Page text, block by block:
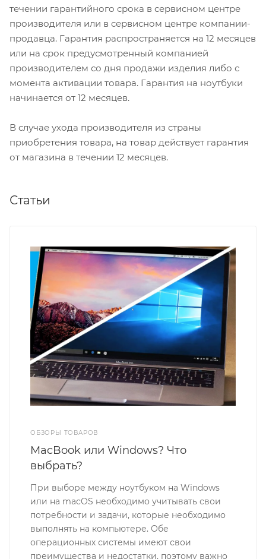
течении гарантийного срока в сервисном центре
производителя или в сервисном центре компании-
продавца. Гарантия распространяется на 12 месяцев
или на срок предусмотренный компанией
производителем со дня продажи изделия либо с
момента активации товара. Гарантия на ноутбуки
начинается от 12 месяцев.
В случае ухода производителя из страны
приобретения товара, на товар действует гарантия
от магазина в течении 12 месяцев.
Статьи
ОБЗОРЫ ТОВАРОВ
MacBook или Windows? Что
выбрать?
При выборе между ноутбуком на Windows
или на macOS необходимо учитывать свои
потребности и задачи, которые необходимо
выполнять на компьютере. Обе
операционных системы имеют свои
преимущества и недостатки, поэтому важно